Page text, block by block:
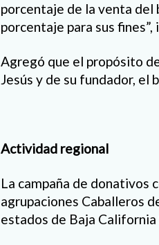
porcentaje de la venta del
porcentaje para sus
Agregó que el propósito
Jesús y de su fundador, el
Actividad regional
La campaña de donativos
agrupaciones Caballeros
estados de Baja California